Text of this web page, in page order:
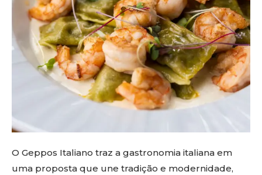
O Geppos Italiano traz a gastronomia italiana em
uma proposta que une tradição e modernidade,